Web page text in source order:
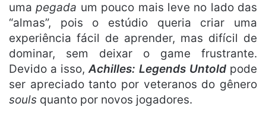
umapegada um pouco mais leve no lado das
“almas”, pois o estúdio queria criar uma
experiência fácil de aprender, mas difícil de
dominar, sem deixar o game frustrante.
Devido a isso,Achilles: Legends Untold pode
ser apreciado tanto por veteranos do gênero
souls quanto por novos jogadores.